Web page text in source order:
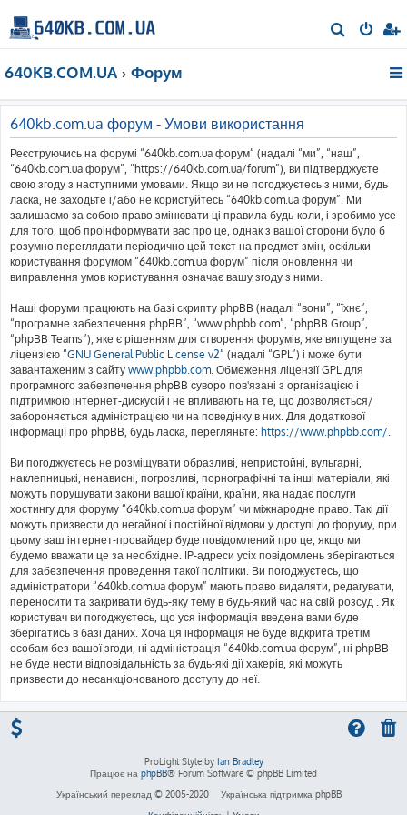
о
640KB.COM.UA Форум
640kb.com.ua форум - Умови використання
Реєструючись на форумі “640kb.com.ua форум” (надалі “ми”, “наш”,
“640kb.com.ua форум”, “https://640kb.com.ua/forum”), ви підтверджуєте
свою згоду з наступними умовами. Якщо ви не погоджуєтесь з ними, будь
ласка, не заходьте і/або не користуйтесь “640kb.com.ua форум”. Ми
залишаємо за собою право змінювати ці правила будь-коли, і зробимо усе
для того, щоб проінформувати вас про це, однак з вашої сторони було б
розумно переглядати періодично цей текст на предмет змін, оскільки
користування форумом “640kb.com.ua форум” після оновлення чи
виправлення умов користування означає вашу згоду з ними.
Наші форуми працюють на базі скрипту phpBB (надалі “вони”, “їхнє”,
“програмне забезпечення phpBB”, “www.phpbb.com”, “phpBB Group”,
“phpBB Teams”), яке є рішенням для створення форумів, яке випущене за
ліцензією “GNU General Public License v2” (надалі “GPL”) і може бути
завантаженим з сайту www.phpbb.com. Обмеження ліцензії GPL для
програмного забезпечення phpBB суворо пов'язані з організацією і
підтримкою інтернет-дискусій і не впливають на те, що дозволяється/
забороняється адміністрацією чи на поведінку в них. Для додаткової
інформації про phpBB, будь ласка, перегляньте: https://www.phpbb.com/.
Ви погоджуєтесь не розміщувати образливі, непристойні, вульгарні,
наклепницькі, ненависні, погрозливі, порнографічні та інші матеріали, які
можуть порушувати закони вашої країни, країни, яка надає послуги
хостингу для форуму “640kb.com.ua форум” чи міжнародне право. Такі дії
можуть призвести до негайної і постійної відмови у доступі до форуму, при
цьому ваш інтернет-провайдер буде повідомлений про це, якщо ми
будемо вважати це за необхідне. IP-адреси усіх повідомлень зберігаються
для забезпечення проведення такої політики. Ви погоджуєтесь, що
адміністратори “640kb.com.ua форум” мають право видаляти, редагувати,
переносити та закривати будь-яку тему в будь-який час на свій розсуд . Як
користувач ви погоджуєтесь, що уся інформація введена вами буде
зберігатись в базі даних. Хоча ця інформація не буде відкрита третім
особам без вашої згоди, ні адміністрація “640kb.com.ua форум”, ні phpBB
не буде нести відповідальність за будь-які дії хакерів, які можуть
призвести до несанкціонованого доступу до неї.
ProLight Style by Ian Bradley
Працює на phpBB® Forum Software © phpBB Limited
Український переклад © 2005-2020
Українська підтримка phpBB